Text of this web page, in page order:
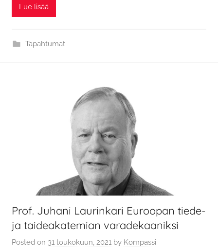
Lue lisää
Tapahtumat
Prof. Juhani Laurinkari Euroopan tiede-
ja taideakatemian varadekaaniksi
Posted on 31 toukokuun, 2021 by Kompassi